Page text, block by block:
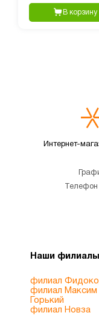
В корзину
Интернет-
Наши филиалы
филиал
филиал Максим
Горький
филиал Новза